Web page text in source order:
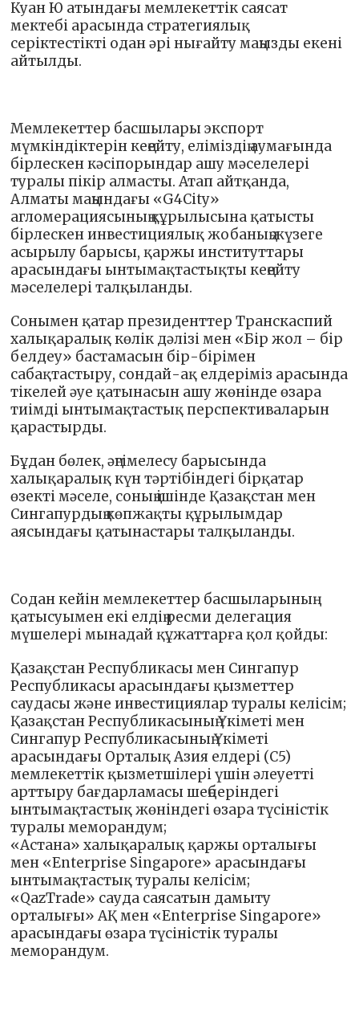
Куан Ю атындағы мемлекеттік саясат
мектебі арасында стратегиялық
серіктестікті одан әрі нығайту маңызды екені
айтылды.
Мемлекеттер басшылары экспорт
мүмкіндіктерін кеңейту, еліміздің аумағында
бірлескен кәсіпорындар ашу мәселелері
туралы пікір алмасты. Атап айтқанда,
Алматы маңындағы «G4City»
агломерациясының құрылысына қатысты
бірлескен инвестициялық жобаның жүзеге
асырылу барысы, қаржы институттары
арасындағы ынтымақтастықты кеңейту
мәселелері талқыланды.
Сонымен қатар президенттер Транскаспий
халықаралық көлік дәлізі мен «Бір жол – бір
белдеу» бастамасын бір-бірімен
сабақтастыру, сондай-ақ елдеріміз арасында
тікелей әуе қатынасын ашу жөнінде өзара
тиімді ынтымақтастық перспективаларын
қарастырды.
Бұдан бөлек, әңгімелесу барысында
халықаралық күн тәртібіндегі бірқатар
өзекті мәселе, соның ішінде Қазақстан мен
Сингапурдың көпжақты құрылымдар
аясындағы қатынастары талқыланды.
Содан кейін мемлекеттер басшыларының
қатысуымен екі елдің ресми делегация
мүшелері мынадай құжаттарға қол қойды:
Қазақстан Республикасы мен Сингапур
Республикасы арасындағы қызметтер
саудасы және инвестициялар туралы келісім;
Қазақстан Республикасының Үкіметі мен
Сингапур Республикасының Үкіметі
арасындағы Орталық Азия елдері (С5)
мемлекеттік қызметшілері үшін әлеуетті
арттыру бағдарламасы шеңберіндегі
ынтымақтастық жөніндегі өзара түсіністік
туралы меморандум;
«Астана» халықаралық қаржы орталығы
мен «Enterprise Singapore» арасындағы
ынтымақтастық туралы келісім;
«QazTrade» сауда саясатын дамыту
орталығы» АҚ мен «Enterprise Singapore»
арасындағы өзара түсіністік туралы
меморандум.